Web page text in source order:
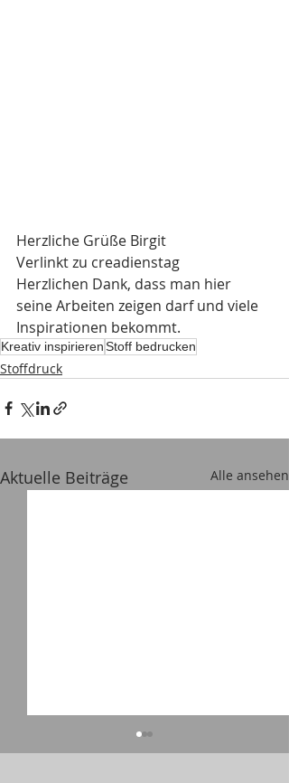
Herzliche Grüße Birgit
Verlinkt zu creadienstag
Herzlichen Dank, dass man hier
seine Arbeiten zeigen darf und viele
Inspirationen bekommt.
Kreativ inspirierenStoff bedrucken
Stoffdruck
Aktuelle Beiträge Alle ansehen